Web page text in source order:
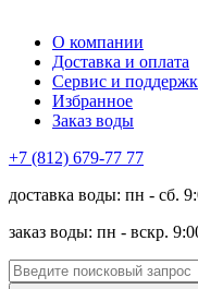
О компании
Доставка и оплата
Сервис и
Избранное
Заказ воды
+7 (812) 679-77 77
доставка воды: пн - сб.
заказ воды: пн - вскр.